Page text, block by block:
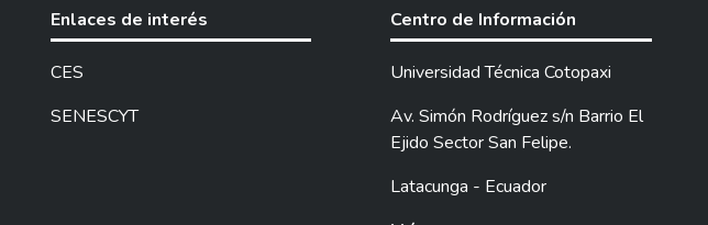
Enlaces de interés
CES
SENESCYT
Centro de Información
Universidad Técnica Cotopaxi
Av. Simón Rodríguez s/n Barrio El
Ejido Sector San Felipe.
Latacunga - Ecuador